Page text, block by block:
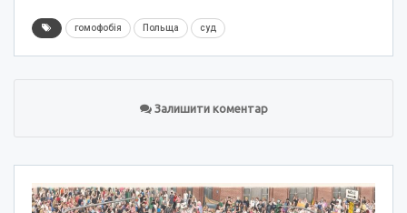
гомофобія Польща суд
Залишити коментар